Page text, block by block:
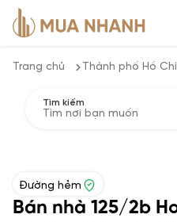
Trang chủ Thành phố Hồ
Tìm kiếm
Đường hẻm
Bán nhà 125/2b